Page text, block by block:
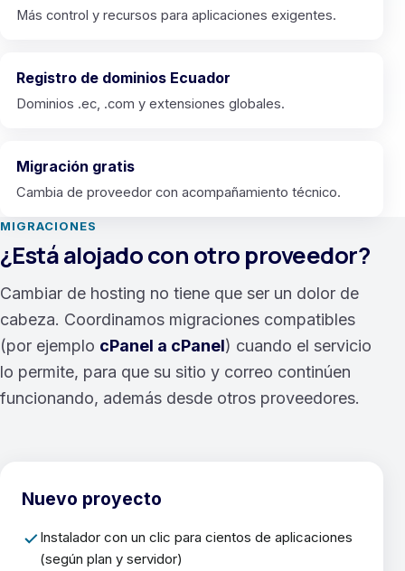
Más control y recursos para aplicaciones exigentes.
Registro de dominios Ecuador
Dominios .ec, .com y extensiones globales.
Migración gratis
Cambia de proveedor con acompañamiento técnico.
MIGRACIONES
¿Está alojado con otro proveedor?
Cambiar de hosting no tiene que ser un dolor de
cabeza. Coordinamos migraciones compatibles
(por ejemplo cPanel a cPanel) cuando el servicio
lo permite, para que su sitio y correo continúen
funcionando, además desde otros proveedores.
Nuevo proyecto
Instalador con un clic para cientos de aplicaciones
(según plan y servidor)